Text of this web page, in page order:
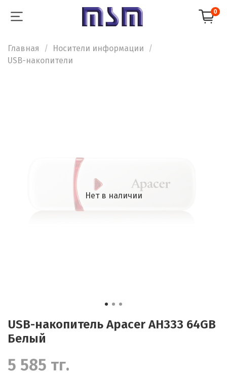
0
Главная
Носители информации
USB-накопители
Нет в наличии
USB-накопитель Apacer AH333 64GB
Белый
5 585 тг.